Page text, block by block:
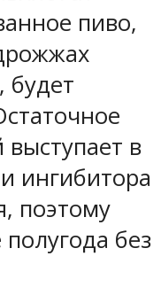
пиво,
будет
в
ингибитора
поэтому
без